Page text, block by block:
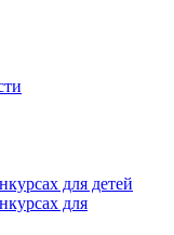
фрукт как
покой нарушив, С
мяч, Только уж
спелый …
любят фрукты и
овощах и
листвой.Осень
(Диана К.)И в
природа
коренья,Запасают
яблоки кладёт.
для детей
для